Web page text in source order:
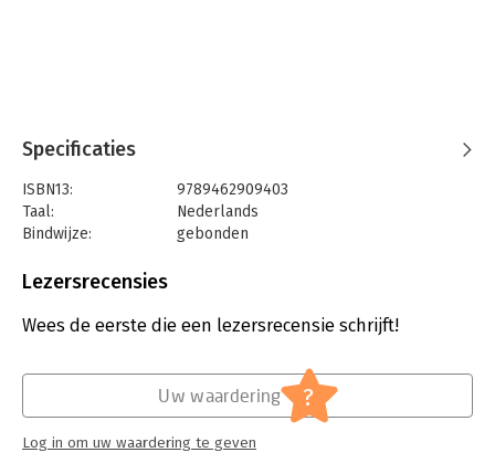
Specificaties
ISBN13:
9789462909403
Taal:
Nederlands
Bindwijze:
gebonden
Uitgever:
Verschijningsdatum:
6-5-2021
Gedenkboeken/Feestbundels/
Lezersrecensies
Wees de eerste die een lezersrecensie schrijft!
Uw waardering ?
Log in om uw waardering te geven